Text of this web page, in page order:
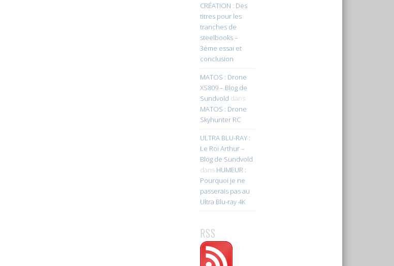
CRÉATION : Des
titres pour les
tranches de
steelbooks –
3ème essai et
conclusion
MATOS : Drone
XS809 – Blog de
Sundvold dans
MATOS : Drone
Skyhunter RC
ULTRA BLU-RAY :
Le Roi Arthur –
Blog de Sundvold
dans HUMEUR :
Pourquoi je ne
passerais pas au
Ultra Blu-ray 4K
RSS